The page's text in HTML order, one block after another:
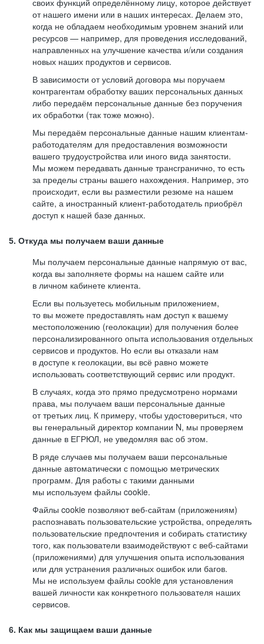
своих функций определённому лицу, которое действует
от нашего имени или в наших интересах. Делаем это,
когда не обладаем необходимым уровнем знаний или
ресурсов — например, для проведения исследований,
направленных на улучшение качества и/или создания
новых наших продуктов и сервисов.
В зависимости от условий договора мы поручаем
контрагентам обработку ваших персональных данных
либо передаём персональные данные без поручения
их обработки (так тоже можно).
Мы передаём персональные данные нашим клиентам-
работодателям для предоставления возможности
вашего трудоустройства или иного вида занятости.
Мы можем передавать данные трансгранично, то есть
за пределы страны вашего нахождения. Например, это
происходит, если вы разместили резюме на нашем
сайте, а иностранный клиент-работодатель приобрёл
доступ к нашей базе данных.
5. Откуда мы получаем ваши данные
Мы получаем персональные данные напрямую от вас,
когда вы заполняете формы на нашем сайте или
в личном кабинете клиента.
Если вы пользуетесь мобильным приложением,
то вы можете предоставлять нам доступ к вашему
местоположению (геолокации) для получения более
персонализированного опыта использования отдельных
сервисов и продуктов. Но если вы отказали нам
в доступе к геолокации, вы всё равно можете
использовать соответствующий сервис или продукт.
В случаях, когда это прямо предусмотрено нормами
права, мы получаем ваши персональные данные
от третьих лиц. К примеру, чтобы удостовериться, что
вы генеральный директор компании N, мы проверяем
данные в ЕГРЮЛ, не уведомляя вас об этом.
В ряде случаев мы получаем ваши персональные
данные автоматически с помощью метрических
программ. Для работы с такими данными
мы используем файлы cookie.
Файлы cookie позволяют веб-сайтам (приложениям)
распознавать пользовательские устройства, определять
пользовательские предпочтения и собирать статистику
того, как пользователи взаимодействуют с веб-сайтами
(приложениями) для улучшения опыта использования
или для устранения различных ошибок или багов.
Мы не используем файлы cookie для установления
вашей личности как конкретного пользователя наших
сервисов.
6. Как мы защищаем ваши данные